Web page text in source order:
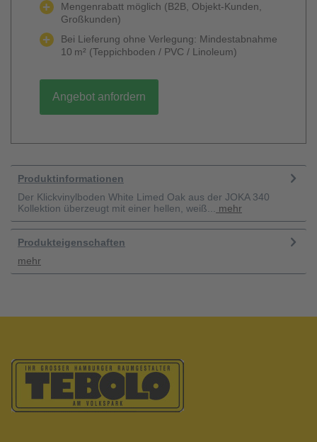
Mengenrabatt möglich (B2B, Objekt-Kunden,
Großkunden)
Bei Lieferung ohne Verlegung: Mindestabnahme
10 m² (Teppichboden / PVC / Linoleum)
Angebot anfordern
Produktinformationen
Der Klickvinylboden White Limed Oak aus der JOKA 340
Kollektion überzeugt mit einer hellen, weiß...
mehr
Produkteigenschaften
mehr